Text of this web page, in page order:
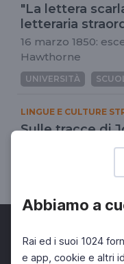
Abbiamo a
Rai ed i suoi 1024
e app, cookie e altri
"La lettera
letteraria
16 marzo 1850:
Hawthorne
UNIVERSITÀ
LINGUE E CULTURE
Sulle tracce di
Un viaggio nei